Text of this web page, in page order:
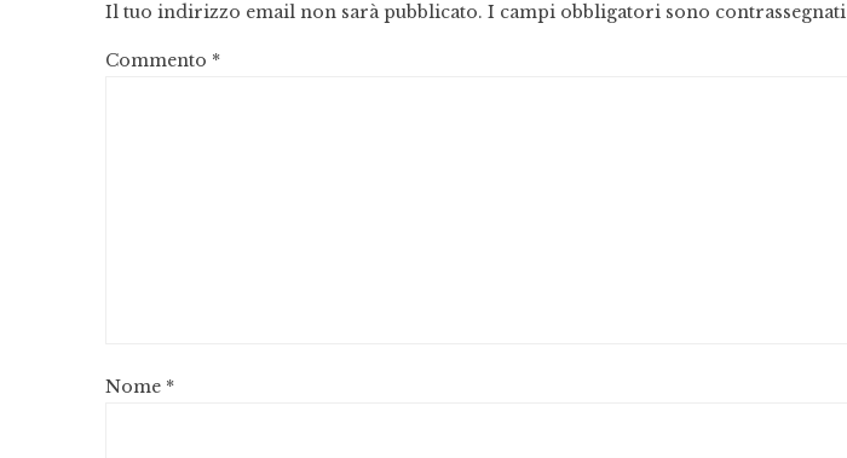
Il tuo indirizzo email non sarà pubblicato. I campi obbligatori sono contrassegnati
Commento *
Nome *